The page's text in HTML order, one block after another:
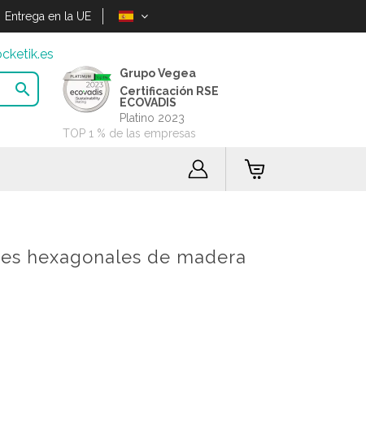
Entrega en la UE

Grupo Vegea
Certificación RSE
ECOVADIS
Platino 2023
TOP 1 % de las empresas
hexagonales de madera